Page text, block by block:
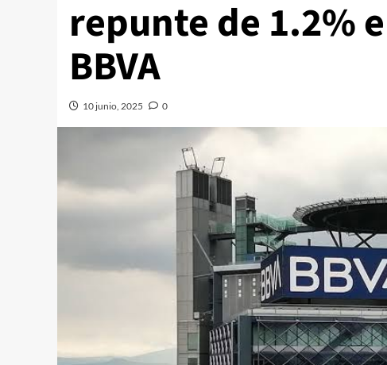
repunte de 1.2%
BBVA
10 junio, 2025 0